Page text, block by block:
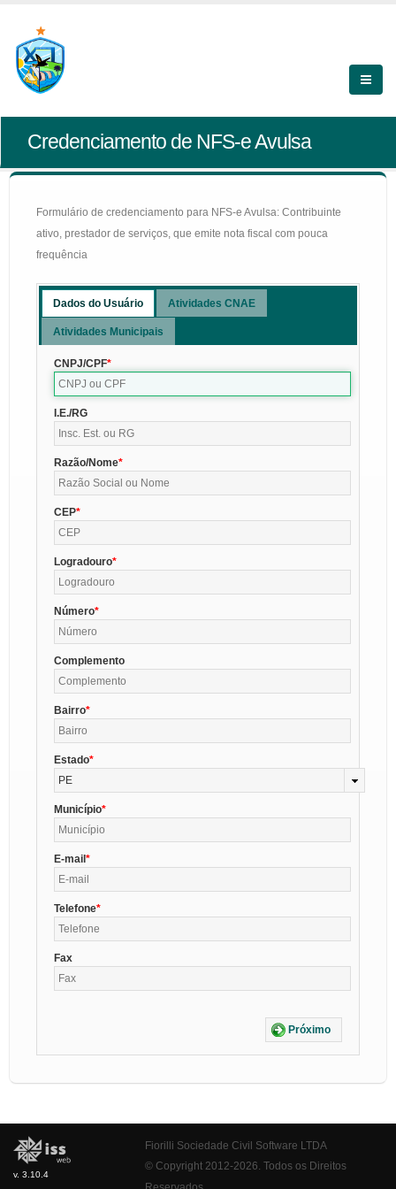
Credenciamento de NFS-e Avulsa
Formulário de credenciamento para NFS-e Avulsa: Contribuinte
ativo, prestador de serviços, que emite nota fiscal com pouca
frequência
Dados do Usuário Atividades CNAE
Atividades Municipais
CNPJ/CPF
I.E./RG
Razão/Nome
CEP
Logradouro
Número
Complemento
Bairro
Estado
PE
Município
E-mail
Telefone
Fax
Próximo
v. 3.10.4
Fiorilli Sociedade Civil Software LTDA
© Copyright 2012-2026. Todos os Direitos